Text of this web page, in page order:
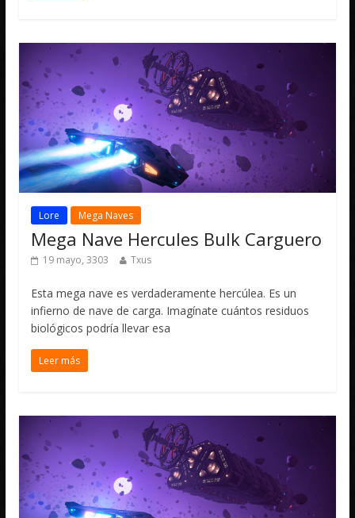
Lore Mega Naves
Mega Nave Hercules Bulk Carguero
19 mayo, 3303 Txus
Esta mega nave es verdaderamente hercúlea. Es un
infierno de nave de carga. Imagínate cuántos residuos
biológicos podría llevar esa
Leer más